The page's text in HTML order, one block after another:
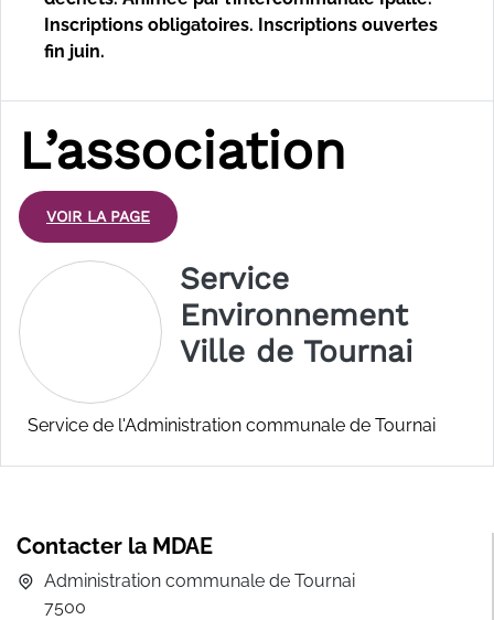
Inscriptions obligatoires. Inscriptions ouvertes
fin juin.
L’association
VOIR LA PAGE
Service
Environnement
Ville de Tournai
Service de l'Administration communale de Tournai
Contacter la MDAE
Administration communale de Tournai
7500